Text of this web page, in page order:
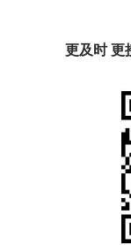
更及时 更